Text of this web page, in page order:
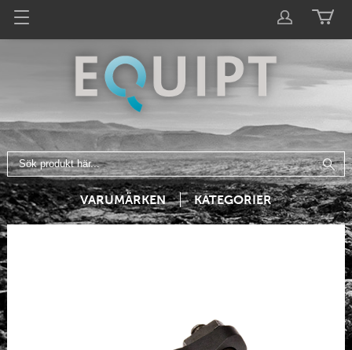
VARUMÄRKEN KATEGORIER